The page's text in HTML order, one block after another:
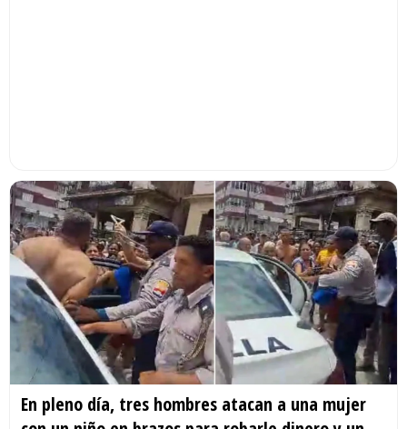
En pleno día, tres hombres atacan a una mujer